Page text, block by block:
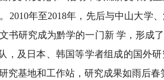
2010年至2018年，先后与中山大学
书研究成为黔学的一门新 学，形成
，及日本、韩国等学者组成的国外
究基地和工作站，研究成果如雨后春